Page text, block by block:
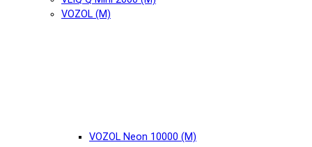
VOZOL (М)
VOZOL Neon 10000 (М)